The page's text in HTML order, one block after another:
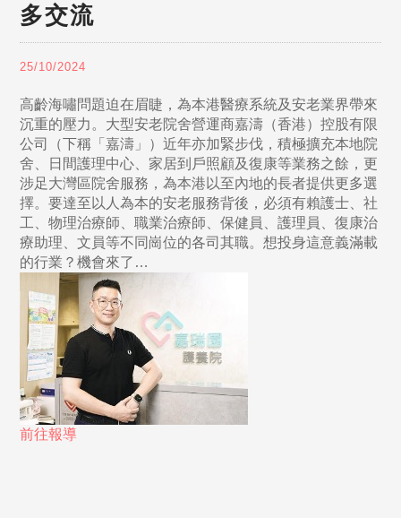
多交流
25/10/2024
高齡海嘯問題迫在眉睫，為本港醫療系統及安老業界帶來
沉重的壓力。大型安老院舍營運商嘉濤（香港）控股有限
公司（下稱「嘉濤」）近年亦加緊步伐，積極擴充本地院
舍、日間護理中心、家居到戶照顧及復康等業務之餘，更
涉足大灣區院舍服務，為本港以至內地的長者提供更多選
擇。要達至以人為本的安老服務背後，必須有賴護士、社
工、物理治療師、職業治療師、保健員、護理員、復康治
療助理、文員等不同崗位的各司其職。想投身這意義滿載
的行業？機會來了…
前往報導